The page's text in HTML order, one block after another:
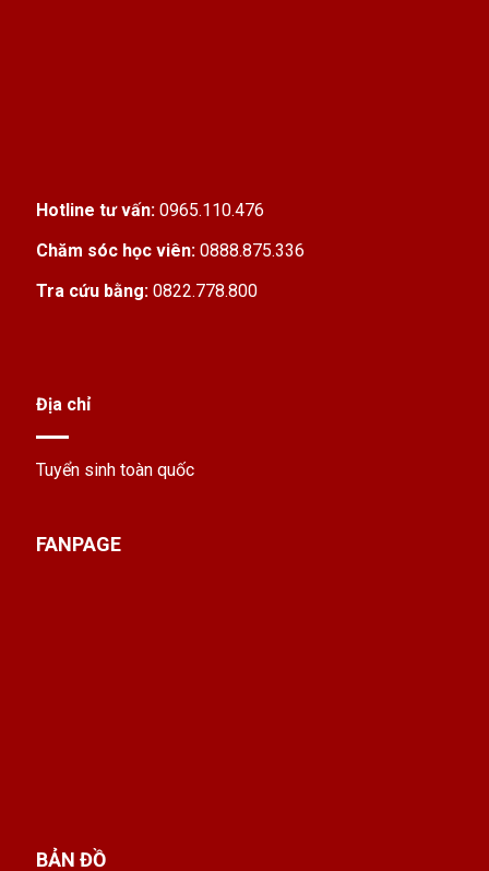
Hotline tư vấn: 0965.110.476
Chăm sóc học viên: 0888.875.336
Tra cứu bằng: 0822.778.800
Địa chỉ
Tuyển sinh toàn quốc
FANPAGE
BẢN ĐỒ